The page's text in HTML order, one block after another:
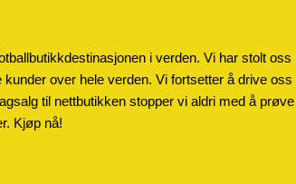
i verden. Vi har stolt oss
kunder over hele verden. Vi fortsetter å drive oss
til nettbutikken stopper vi aldri med å
Kjøp nå!